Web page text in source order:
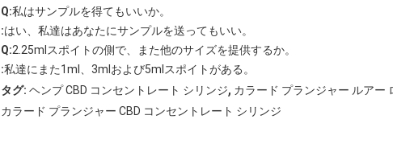
Q:私はサンプルを得てもいいか。
:はい、私達はあなたにサンプルを送ってもいい。
Q:2.25mlスポイトの側で、また他のサイズを提供するか。
:私達にまた1ml、3mlおよび5mlスポイトがある。
タグ: ヘンプ CBD コンセントレート シリンジ, カラード プランジャー ルアー
カラード プランジャー CBD コンセントレート シリンジ